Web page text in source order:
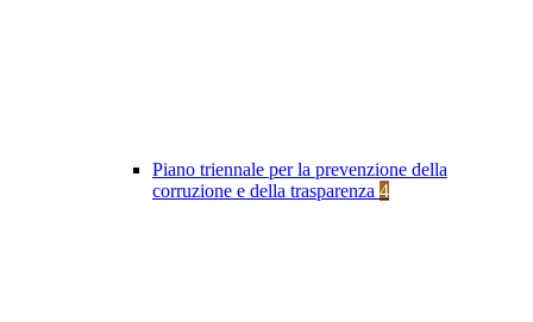
Piano triennale per la prevenzione della
corruzione e della trasparenza 4